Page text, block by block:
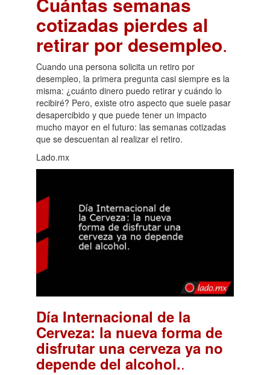
cotizadas pierdes al
retirar por desempleo.
Cuando una persona solicita un retiro por
desempleo, la primera pregunta casi siempre es la
misma: ¿cuánto dinero puedo retirar y cuándo lo
recibiré? Pero, existe otro aspecto que suele pasar
desapercibido y que puede tener un impacto
mucho mayor en el futuro: las semanas cotizadas
que se descuentan al realizar el retiro.
Lado.mx
Día Internacional de la
Cerveza: la nueva forma de
disfrutar una cerveza ya no
depende del alcohol..